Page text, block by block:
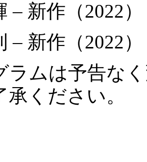
– 新作（2022）
– 新作（2022）
ムは予告な
ください。